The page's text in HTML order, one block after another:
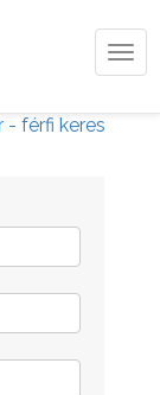
- férfi keres